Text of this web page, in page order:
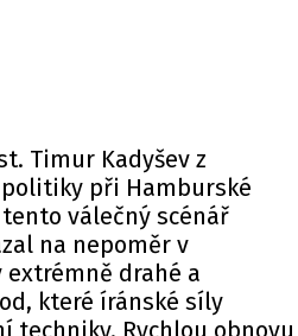
Timur Kadyšev z
při Hamburské
válečný scénář
na nepoměr v
drahé a
které íránské síly